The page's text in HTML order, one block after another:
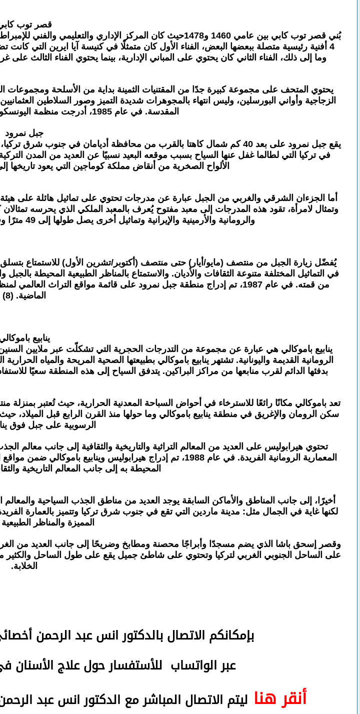
قصر توب
4 أفنية رئيسية متصلة ببعضها البعض، الفناء الأول كان متمثلًا في كنيسة آيا ايرين
وما إلى ذلك، الفناء الثاني كان يحتوي على المباني الإدارية، بينما يحتوي الفناء
يحتوي المتحف على مجموعة كبيرة جدًا من المقتنيات الثمينة بداية من الأسلحة ومجموعات
المقدسة. في عام 1985، أدرجت منظمة اليونسكو القصر ضمن مواقع التراث العالمي.
جبل نمرود
يقع جبل نمرود على بعد 40 كم شمال كاهتا بالقرب من محافظة أديامان في
في تركيا التي لطالما غفل عنها السياح بسبب موقعه البعيد نسبيًا عن العديد من المدن
الألواح الصخرية من أنقاض مملكة كوماجين التي يعود تاريخها
وتمثال لامرأة، تقود هذه المدرجات إلى معبد مفتوح يُعرف بالمعبد الملكي الذي يحرسه تمثالان
والرومانية والأرمينية والإيرانية وتماثيل أخرى يصل طولها إلى 49 مترًا وقطرها 152 متر دُمرّت وفصلت رؤوسها عن أجسادها. (7)
يُفضّل زيارة الجبل من منتصف (مايو/أيار) حتى منتصف (أكتوبر/تشرين الأول) للاستمتاع بتسلق
في التماثيل المختلفة متنوعة الثقافات والأديان. والاستمتاع بالمناظر الطبيعية
من قمته. في عام 1987، تم إدراج منطقة جبل نمرود على قائمة مواقع التراث
الماضية. (8)
ينابيع
ينابيع باموكالي هي عبارة عن مجموعة من التدرجات الحجرية التي تشكلّت عبر ملايين
الرومانية القديمة واليونانية. تشتهر ينابيع باموكالي بطبيعتها الصحية المريحة والمياه
بدفئها الدائم لقرب منابعها من مراكز البراكين. يتدفق السياح إلى هذه المنطقة سعيًا
سكن الرومان والإغريق في منطقة ينابيع باموكالي وما حولها منذ القرن الرابع قبل الميلاد،
الرسوبية على جبل فوق
تحتوي هيرابوليس على العديد من المعالم التراثية والتاريخية والثقافية إلى جانب معالم
المعمارية الرومانية الفريدة. في عام 1988، تم إدراج هيرابوليس
المحيطة به إلى جانب المعالم التاريخية
أخيرًا، إلى جانب المناطق والأماكن السابقة يوجد العديد من مناطق الجذب السياحية والمعالم
لكنها غاية في الجمال مثل: مدينة ماردين التي تقع في جنوب شرق تركيا وتتميز بالعمارة الفريدة
المميزة والمناظر الطبيعية
وقصر إسحق باشا الذي يضم مسجدًا وأبراجًا محصنة ومطابخ وضريحًا إلى جانب العديد من الغرف
على الساحل الجنوبي الغربي لتركيا وتحتوي على شاطئ جميل يقع على طول الساحل والكثير من
الخلابة.
بإمكانكم الاتصال بالدكتور انس عبد الرحمن
عبر الواتساب للأستفسار حول علاج
أنقر هنا ليتم الاتصال المباشر مع الدكتور انس عبد